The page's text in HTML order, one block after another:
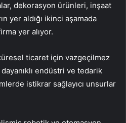
dekorasyon ürünleri, inşaat
yer aldığı ikinci aşamada
yer alıyor.
küresel ticaret için vazgeçilmez
endüstri ve tedarik
istikrar sağlayıcı unsurlar